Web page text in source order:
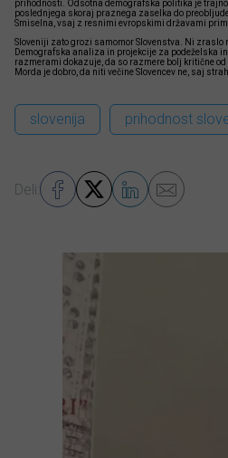
prihodnosti. Odsotna demografska politika je
poslednjega skoraj praznega zaselka do
Smiselna, vsaj z resnimi evropskimi državami
Sloveniji zato grozi samomor Slovenstva. Ni
Demografska analiza in projekcije za podeželska
razmerami dokazuje, da so razmere bolj kritične
Morda je dobro, da niti večine Slovencev ne, saj
slovenija prihodnost
Deli: